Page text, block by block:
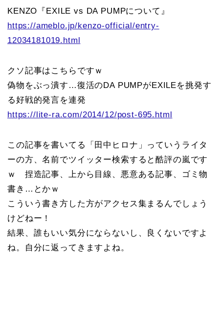
KENZO『EXILE vs DA PUMPについて』
https://ameblo.jp/kenzo-official/entry-
12034181019.html
クソ記事はこちらですｗ
偽物をぶっ潰す…復活のDA PUMPがEXILEを挑発す
る好戦的発言を連発
https://lite-ra.com/2014/12/post-695.html
この記事を書いてる「田中ヒロナ」っていうライタ
ーの方、名前でツイッター検索すると酷評の嵐です
ｗ 捏造記事、上から目線、悪意ある記事、ゴミ物
書き…とかｗ
こういう書き方した方がアクセス集まるんでしょう
けどねー！
結果、誰もいい気分にならないし、良くないですよ
ね。自分に返ってきますよね。